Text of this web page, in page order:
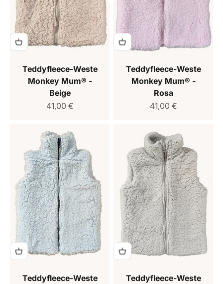
Teddyfleece-Weste
Monkey Mum® -
Beige
Verkaufspreis
41,00 €
Teddyfleece-Weste
Monkey Mum® -
Rosa
Verkaufspreis
41,00 €
Teddyfleece-Weste
Teddyfleece-Weste